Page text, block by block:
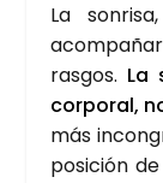
La
ras­gos. La
cor­po­ral,
más
posi­ción